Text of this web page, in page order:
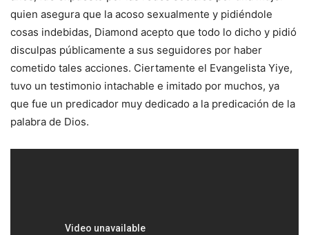
quien asegura que la acoso sexualmente y pidiéndole
cosas indebidas, Diamond acepto que todo lo dicho y pidió
disculpas públicamente a sus seguidores por haber
cometido tales acciones. Ciertamente el Evangelista Yiye,
tuvo un testimonio intachable e imitado por muchos, ya
que fue un predicador muy dedicado a la predicación de la
palabra de Dios.